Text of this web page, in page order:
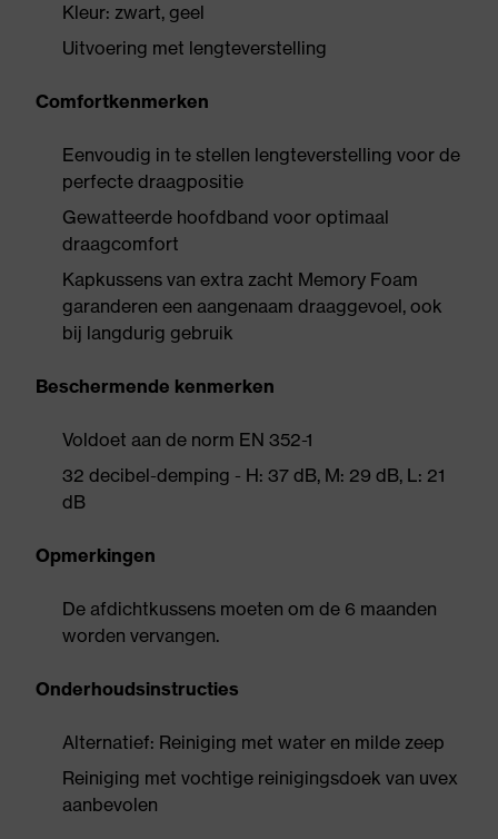
Kleur: zwart, geel
Uitvoering met lengteverstelling
Comfortkenmerken
Eenvoudig in te stellen lengteverstelling voor de
perfecte draagpositie
Gewatteerde hoofdband voor optimaal
draagcomfort
Kapkussens van extra zacht Memory Foam
garanderen een aangenaam draaggevoel, ook
bij langdurig gebruik
Beschermende kenmerken
Voldoet aan de norm EN 352-1
32 decibel-demping - H: 37 dB, M: 29 dB, L: 21
dB
Opmerkingen
De afdichtkussens moeten om de 6 maanden
worden vervangen.
Onderhoudsinstructies
Alternatief: Reiniging met water en milde zeep
Reiniging met vochtige reinigingsdoek van uvex
aanbevolen